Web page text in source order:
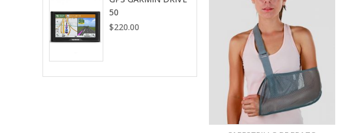
VISTA RÁPIDA VISTA RÁPIDA
AÑADIR A LA LISTA DE
DESEOS
50
$220.00